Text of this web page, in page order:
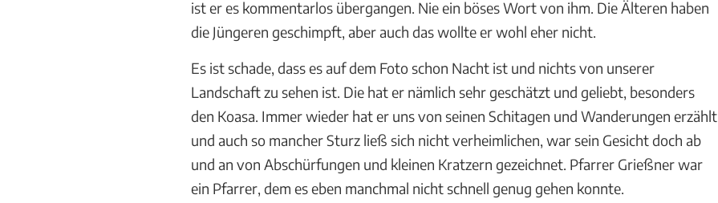
ist er es kommentarlos übergangen. Nie ein böses Wort von ihm. Die Älteren haben
die Jüngeren geschimpft, aber auch das wollte er wohl eher nicht.
Es ist schade, dass es auf dem Foto schon Nacht ist und nichts von unserer
Landschaft zu sehen ist. Die hat er nämlich sehr geschätzt und geliebt, besonders
den Koasa. Immer wieder hat er uns von seinen Schitagen und Wanderungen erzählt
und auch so mancher Sturz ließ sich nicht verheimlichen, war sein Gesicht doch ab
und an von Abschürfungen und kleinen Kratzern gezeichnet. Pfarrer Grießner war
ein Pfarrer, dem es eben manchmal nicht schnell genug gehen konnte.